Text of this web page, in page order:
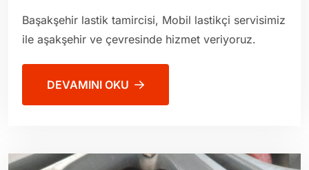
Başakşehir lastik tamircisi, Mobil lastikçi servisimiz
ile aşakşehir ve çevresinde hizmet veriyoruz.
DEVAMINI OKU